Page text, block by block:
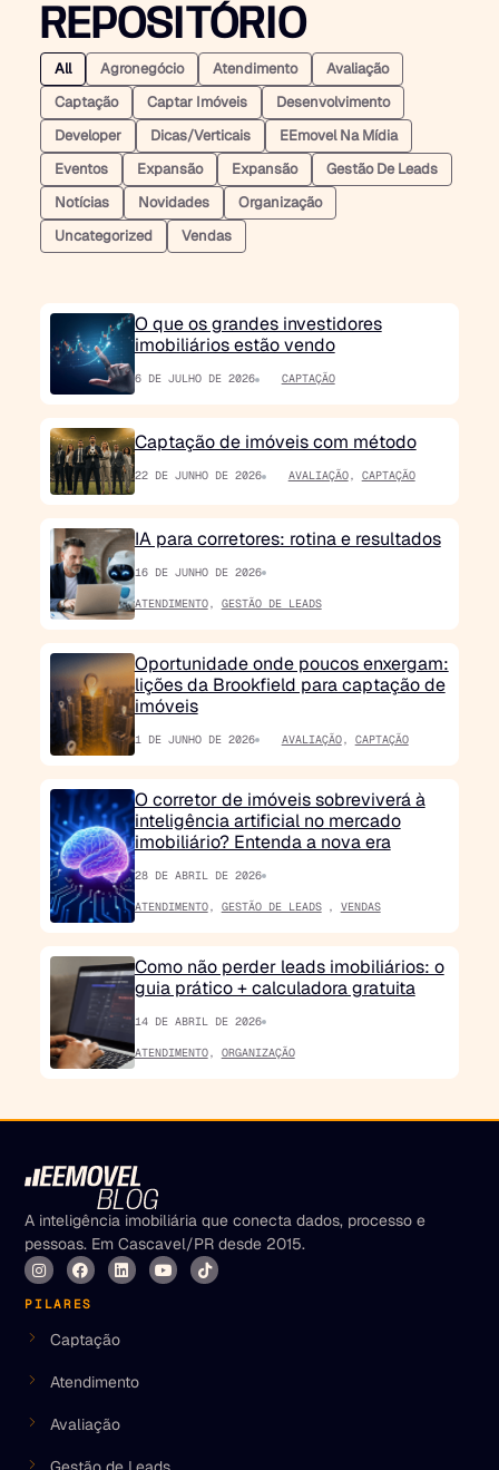
REPOSITÓRIO
All Agronegócio Atendimento
Avaliação
Captação
Captar Imóveis
Desenvolvimento
Developer
Dicas/verticais
EEmovel Na Mídia
Eventos
Expansão Expansão
Gestão De Leads
Notícias
Novidades
Organização
Uncategorized
Vendas
O que os grandes investidores
imobiliários estão vendo
6 DE JULHO DE 2026 CAPTAÇÃO
Captação de imóveis com método
22 DE JUNHO DE 2026 AVALIAÇÃO, CAPTAÇÃO
IA para corretores: rotina e resultados
16 DE JUNHO DE 2026
ATENDIMENTO, GESTÃO DE LEADS
Oportunidade onde poucos enxergam:
lições da Brookfield para captação de
imóveis
1 DE JUNHO DE 2026 AVALIAÇÃO, CAPTAÇÃO
O corretor de imóveis sobreviverá à
inteligência artificial no mercado
imobiliário? Entenda a nova era
28 DE ABRIL DE 2026
ATENDIMENTO, GESTÃO DE LEADS , VENDAS
Como não perder leads imobiliários: o
guia prático + calculadora gratuita
14 DE ABRIL DE 2026
ATENDIMENTO, ORGANIZAÇÃO
A inteligência imobiliária que conecta dados, processo e
pessoas. Em Cascavel/PR desde 2015.
PILARES
Captação
Atendimento
Avaliação